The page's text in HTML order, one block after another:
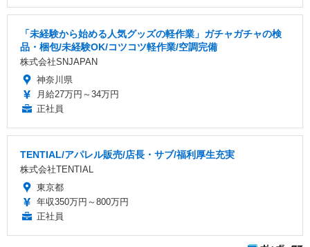
「未経験から始める人気グッズの軽作業」ガチャガチャの検
品・梱包/未経験OK/コツコツ軽作業/空調完備
株式会社SNJAPAN
神奈川県
月給27万円～34万円
正社員
TENTIAL/アパレル販売/店長・サブ/福利厚生充実
株式会社TENTIAL
東京都
年収350万円～800万円
正社員